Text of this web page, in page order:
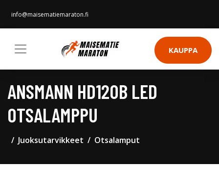
info@maisematiemaraton.fi
KAUPPA
ANSMANN HD120B LED
OTSALAMPPU
Juoksutarvikkeet Otsalamput